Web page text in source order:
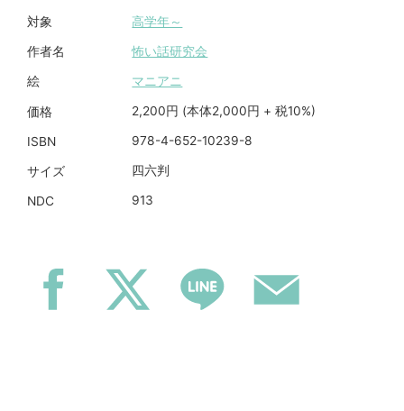
対象 高学年～
作者名 怖い話研究会
絵 マニアニ
価格 2,200円 (本体2,000円 + 税10%)
ISBN 978-4-652-10239-8
サイズ 四六判
NDC 913